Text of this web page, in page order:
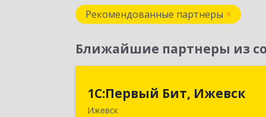
Рекомендованные партнеры
Ближайшие партнеры из
1С:Первый Бит, Ижевск
Ижевск
1С:Первый Бит, Ижевск
426008, Удмуртская Респ, Ижевск г,